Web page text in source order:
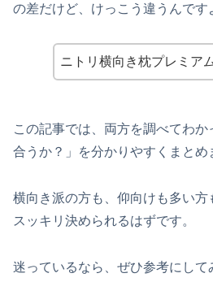
の差だけど、けっこう違うんです
ニトリ横向き枕プレミア
この記事では、両方を調べてわ
合うか？」を分かりやすくまとめ
横向き派の方も、仰向けも多い方
スッキリ決められるはずです。
迷っているなら、ぜひ参考にして